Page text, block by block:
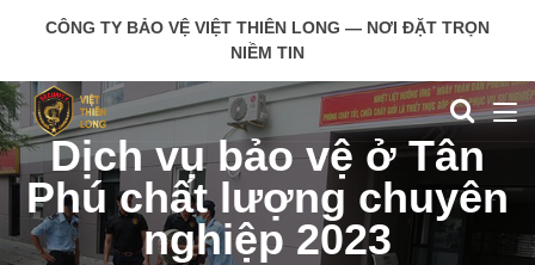
CÔNG TY BẢO VỆ VIỆT THIÊN LONG — NƠI ĐẶT TRỌN
NIỀM TIN
Dịch vụ bảo vệ ở Tân
Phú chất lượng chuyên
nghiệp 2023